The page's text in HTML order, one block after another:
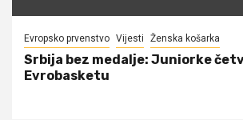
Evropsko prvenstvo Vijesti Ženska košarka
Srbija bez medalje: Juniorke
Evrobasketu